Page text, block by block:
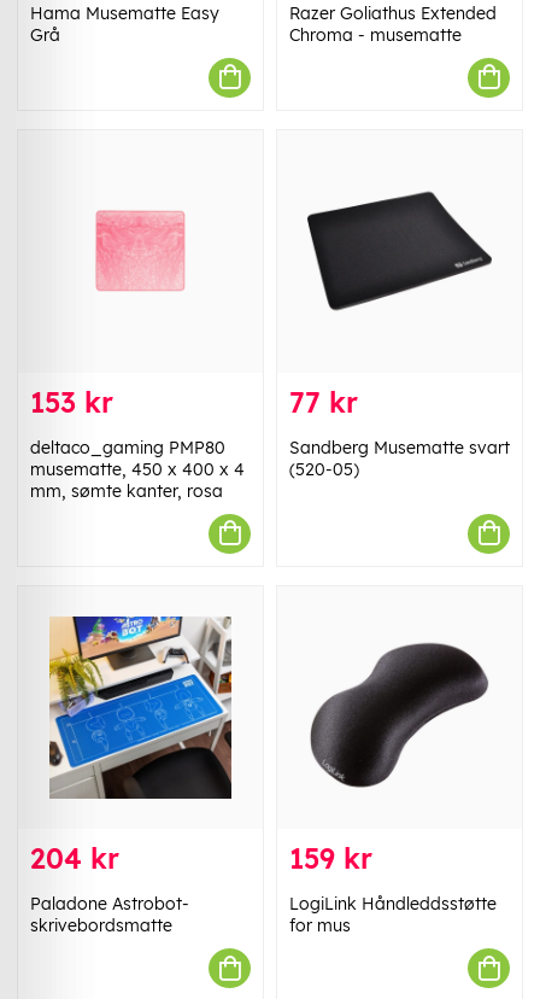
Hama Musematte Easy
Grå
Razer Goliathus Extended
Chroma - musematte
153 kr
deltaco_gaming PMP80
musematte, 450 x 400 x 4
mm, sømte kanter, rosa
77 kr
Sandberg Musematte svart
(520-05)
204 kr
Paladone Astrobot-
skrivebordsmatte
159 kr
LogiLink Håndleddsstøtte
for mus